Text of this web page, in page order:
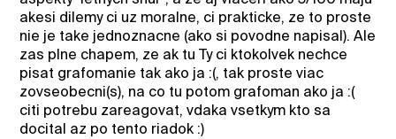
akesi dilemy ci uz moralne, ci prakticke, ze to proste
nie je take jednoznacne (ako si povodne napisal). Ale
zas plne chapem, ze ak tu Ty ci ktokolvek nechce
pisat grafomanie tak ako ja :(, tak proste viac
zovseobecni(s), na co tu potom grafoman ako ja :(
citi potrebu zareagovat, vdaka vsetkym kto sa
docital az po tento riadok :)